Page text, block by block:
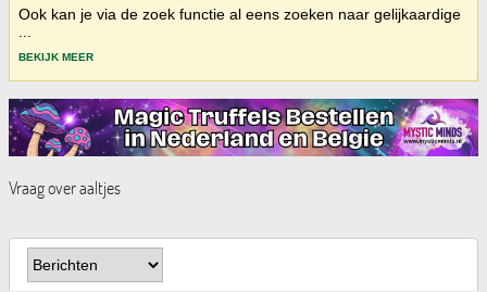
Ook kan je via de zoek functie al eens zoeken naar gelijkaardige
BEKIJK MEER
Vraag over aaltjes